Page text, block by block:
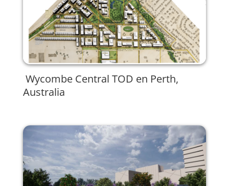
Wycombe Central TOD en Perth,
Australia